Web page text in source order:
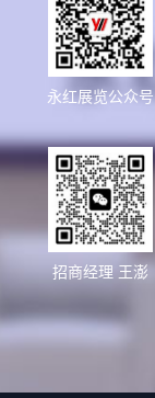
永红展览公众号
招商经理 王澎